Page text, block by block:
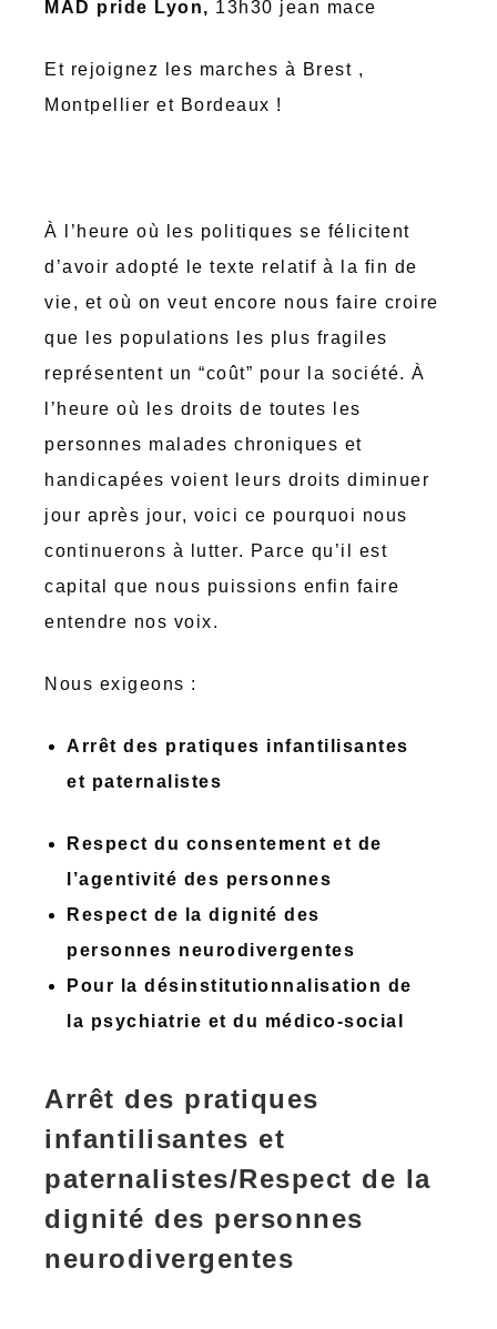
MAD pride Lyon, 13h30 jean mace
Et rejoignez les marches à Brest ,
Montpellier et Bordeaux !
À l’heure où les politiques se félicitent
d’avoir adopté le texte relatif à la fin de
vie, et où on veut encore nous faire croire
que les populations les plus fragiles
représentent un “coût” pour la société. À
l’heure où les droits de toutes les
personnes malades chroniques et
handicapées voient leurs droits diminuer
jour après jour, voici ce pourquoi nous
continuerons à lutter. Parce qu’il est
capital que nous puissions enfin faire
entendre nos voix.
Nous exigeons :
Arrêt des pratiques infantilisantes
et paternalistes
Respect du consentement et de
l’agentivité des personnes
Respect de la dignité des
personnes neurodivergentes
Pour la désinstitutionnalisation de
la psychiatrie et du médico-social
Arrêt des pratiques
infantilisantes et
paternalistes/Respect de la
dignité des personnes
neurodivergentes